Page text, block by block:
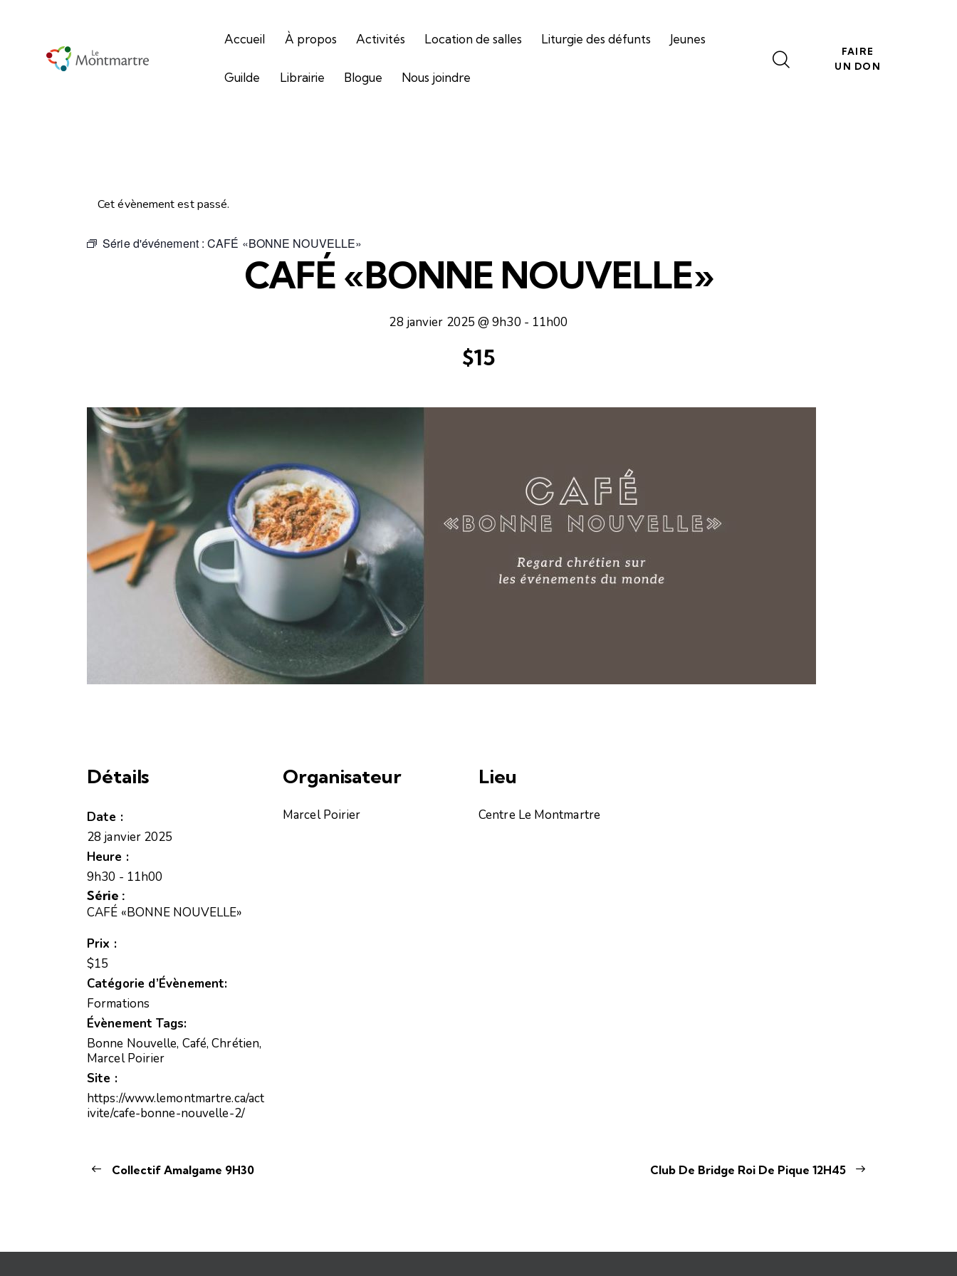
Accueil À propos Activités Location de salles Liturgie des défunts Jeunes
Guilde Librairie Blogue Nous joindre
FAIRE
UN DON
Cet évènement est passé.
Série d'événement :CAFÉ «BONNE NOUVELLE»
CAFÉ «BONNE NOUVELLE»
28 janvier 2025 @ 9h30 - 11h00
$15
Détails
Date :
28 janvier 2025
Heure :
9h30 - 11h00
Série :
CAFÉ «BONNE NOUVELLE»
Prix :
$15
Catégorie d’Évènement:
Formations
Évènement Tags:
Bonne Nouvelle, Café,Chrétien,
Marcel Poirier
Site :
https://www.lemontmartre.ca/act
ivite/cafe-bonne-nouvelle-2/
Organisateur
Marcel Poirier
Lieu
Centre Le Montmartre
Collectif Amalgame 9H30 Club De Bridge Roi De Pique 12H45